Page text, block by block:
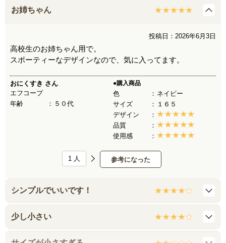
お姉ちゃん
投稿日：2026年6月3日
高校生のお姉ちゃん用で。
スポーティーなデザインなので、気に入ってます。
おにくすき さん
エフコープ
年齢
５０代
●購入商品
色
ネイビー
サイズ
１６５
デザイン
品質
使用感
参考になった
1 人
シンプルでいいです！
少し小さい